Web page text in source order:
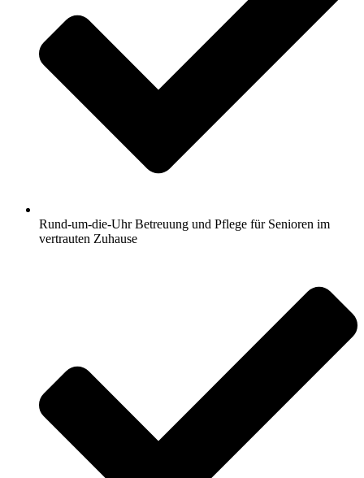
Rund-um-die-Uhr Betreuung und Pflege für Senioren im
vertrauten Zuhause